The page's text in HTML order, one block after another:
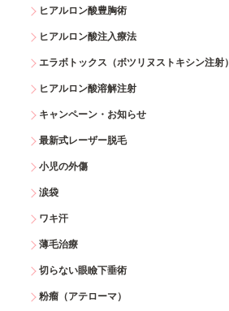
ヒアルロン酸豊胸術
ヒアルロン酸注入療法
エラボトックス（ボツリヌストキシン注射）
ヒアルロン酸溶解注射
キャンペーン・お知らせ
最新式レーザー脱毛
小児の外傷
涙袋
ワキ汗
薄毛治療
切らない眼瞼下垂術
粉瘤（アテローマ）